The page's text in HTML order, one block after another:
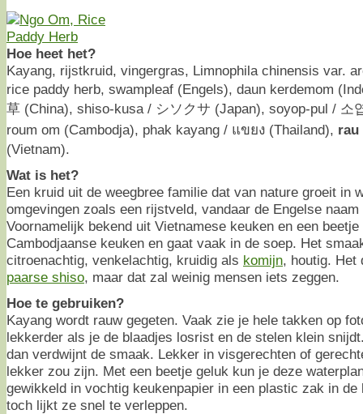
Hoe heet het?
Kayang, rijstkruid, vingergras, Limnophila chinensis var.
rice paddy herb, swampleaf (Engels), daun kerdemom
草 (China), shiso-kusa / シソクサ (Japan), soyop-pul / 소
roum om (Cambodja), phak kayang / แขยง (Thailand), rau
(Vietnam).
Wat is het?
Een kruid uit de weegbree familie dat van nature groeit in
omgevingen zoals een rijstveld, vandaar de Engelse
Voornamelijk bekend uit Vietnamese keuken en een
Cambodjaanse keuken en gaat vaak in de soep. Het
citroenachtig, venkelachtig, kruidig als komijn, houtig. Het
paarse shiso, maar dat zal weinig mensen iets zeggen.
Hoe te gebruiken?
Kayang wordt rauw gegeten. Vaak zie je hele takken op
lekkerder als je de blaadjes losrist en de stelen klein
dan verdwijnt de smaak. Lekker in visgerechten of
lekker zou zijn. Met een beetje geluk kun je deze
gewikkeld in vochtig keukenpapier in een plastic zak in
toch lijkt ze snel te verleppen.